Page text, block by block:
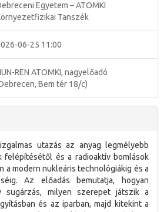
Egyetem – ATOMKI
Tanszék
06-25 11:00
REN ATOMKI, nagyelőadó
Bem tér 18/c)
utazás az anyag legmélyebb
felépítésétől és a radioaktív bomlások
a modern nukleáris technológiákig és a
Az előadás bemutatja, hogyan
sugárzás, milyen szerepet játszik a
és az iparban, majd kitekint a